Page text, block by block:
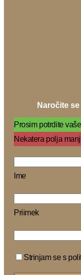
Naročite
Prosim potrdite
Nekatera polja
Ime
Priimek
Strinjam se s